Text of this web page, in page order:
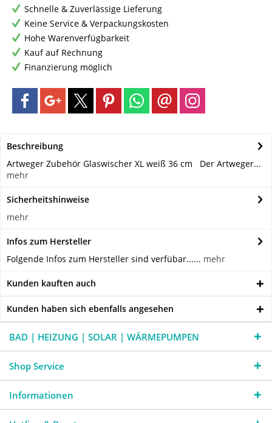
Schnelle & Zuverlässige Lieferung
Keine Service & Verpackungskosten
Hohe Warenverfügbarkeit
Kauf auf Rechnung
Finanzierung möglich
Beschreibung
Artweger Zubehör Glaswischer XL weiß 36 cm Der Artweger...
mehr
Sicherheitshinweise
mehr
Infos zum Hersteller
Folgende Infos zum Hersteller sind verfübar...... mehr
Kunden kauften auch
Kunden haben sich ebenfalls angesehen
BAD | HEIZUNG | SOLAR | WÄRMEPUMPEN
Shop Service
Informationen